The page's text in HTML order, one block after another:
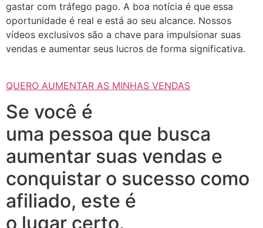
gastar com tráfego pago. A boa notícia é que essa
oportunidade é real e está ao seu alcance. Nossos
vídeos exclusivos são a chave para impulsionar suas
vendas e aumentar seus lucros de forma significativa.
QUERO AUMENTAR AS MINHAS VENDAS
Se você é
uma pessoa que busca
aumentar suas vendas e
conquistar o sucesso como
afiliado, este é
o lugar certo.